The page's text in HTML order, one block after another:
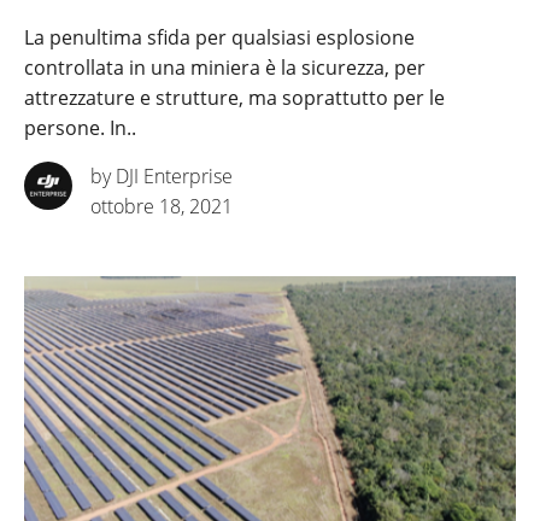
La penultima sfida per qualsiasi esplosione
controllata in una miniera è la sicurezza, per
attrezzature e strutture, ma soprattutto per le
persone. In..
by DJI Enterprise
ottobre 18, 2021